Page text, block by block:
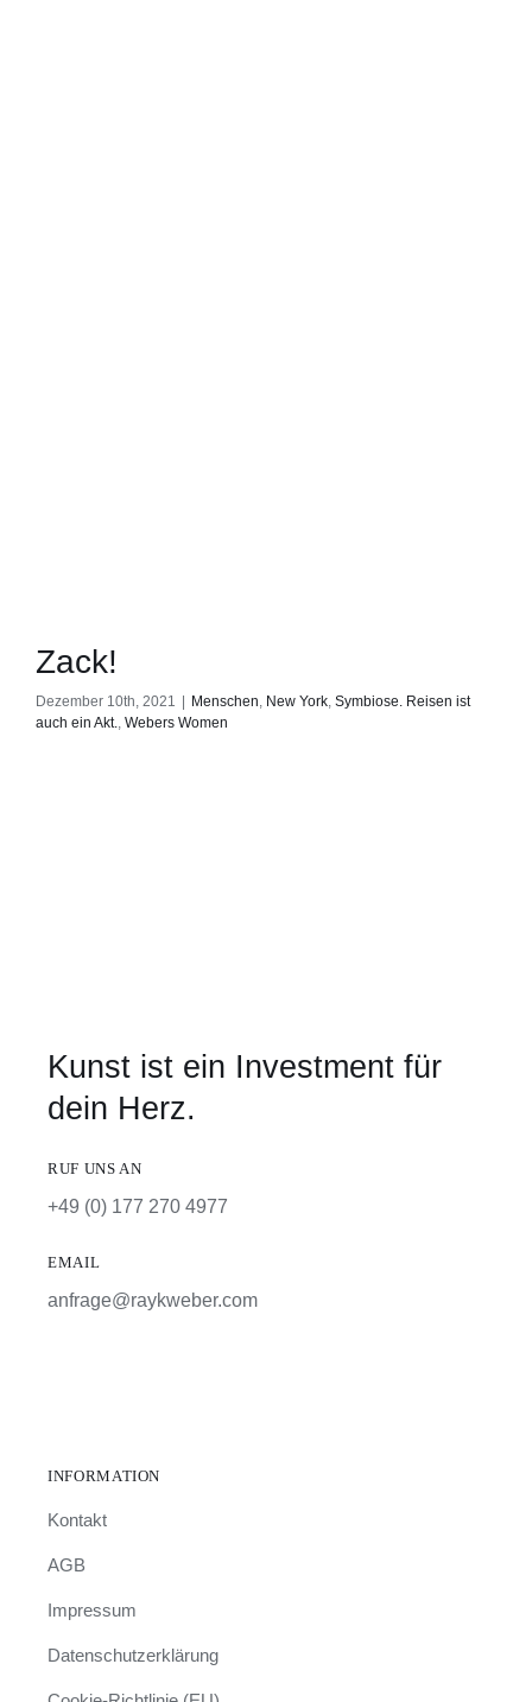
Zack!
Dezember 10th, 2021 Menschen, New York, Symbiose. Reisen ist
auch ein Akt., Webers Women
Kunst ist ein Investment für
dein Herz.
RUF UNS AN
+49 (0) 177 270 4977
EMAIL
anfrage@raykweber.com
INFORMATION
Kontakt
AGB
Impressum
Datenschutzerklärung